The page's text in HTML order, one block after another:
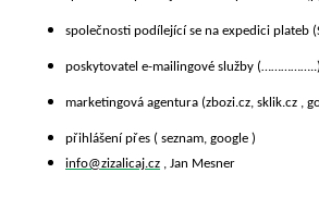
společnosti podílející se na expedici plateb
poskytovatel e-mailingové služby (……………..)
marketingová agentura (zbozi.cz, sklik.cz ,
přihlášení přes ( seznam, google )
info@zizalicaj.cz
Jan Mesner